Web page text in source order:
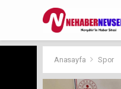
Anasayfa Spor